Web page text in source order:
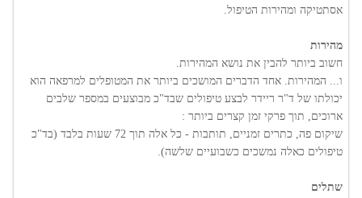
אסתטיקה ומהירות הטיפול.
מהירות
חשוב ביותר להבין את נושא המהירות.
ו... המהירות. אחד הדברים המושכים ביותר את המטופלים למרפאה הוא
יכולתו של ד"ר ריידר לבצע טיפולים שבד"כ מבוצעים במספר שלבים
ארוכים, תוך פרקי זמן קצרים ביותר :
שיקום פה, כתרים זמניים, תותבות - כל אלה תוך 72 שעות בלבד (בד"כ
טיפולים כאלה נמשכים כשבועיים שלשה).
שתלים